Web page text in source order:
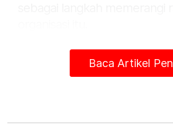
Datuk Bandar Kuala Lumpur,
Maimunah Mohd Sharif
penguat kuasa mempunyai
Baca Artikel